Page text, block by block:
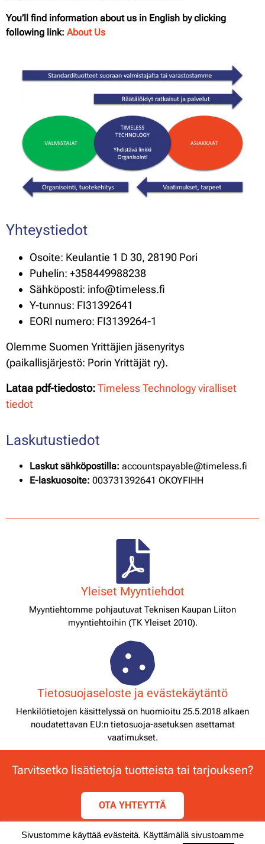
You’ll find information about us in English by clicking
following link: About Us
Yhteystiedot
Osoite: Keulantie 1 D 30, 28190 Pori
Puhelin: +358449988238
Sähköposti: info@timeless.fi
Y-tunnus: FI31392641
EORI numero: FI3139264-1
Olemme Suomen Yrittäjien jäsenyritys
(paikallisjärjestö: Porin Yrittäjät ry).
Lataa pdf-tiedosto:Timeless Technology viralliset
tiedot
Laskutustiedot
Laskut sähköpostilla: accountspayable@timeless.fi
E-laskuosoite: 003731392641 OKOYFIHH
Yleiset Myyntiehdot
Myyntiehtomme pohjautuvat Teknisen Kaupan Liiton
myyntiehtoihin (TK Yleiset 2010).
Tietosuojaseloste ja evästekäytäntö
Henkilötietojen käsittelyssä on huomioitu 25.5.2018 alkaen
noudatettavan EU:n tietosuoja-asetuksen asettamat
vaatimukset.
Tarvitsetko lisätietoja tuotteista tai tarjouksen?
OTA YHTEYTTÄ
Sivustomme käyttää evästeitä. Käyttämällä sivustoamme